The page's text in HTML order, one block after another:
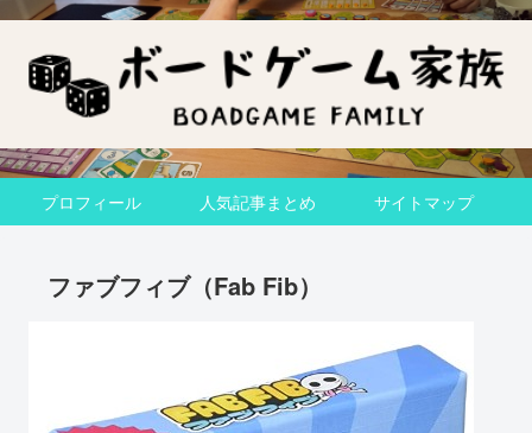
プロフィール 人気記事まとめ サイトマップ
ファブフィブ（Fab Fib）